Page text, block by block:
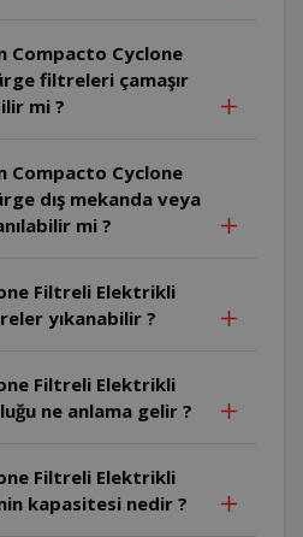
Compacto Cyclone
filtreleri çamaşır
mi ?
Compacto Cyclone
dış mekanda veya
mi ?
Filtreli Elektrikli
yıkanabilir ?
Filtreli Elektrikli
ne anlama gelir ?
Filtreli Elektrikli
kapasitesi nedir ?